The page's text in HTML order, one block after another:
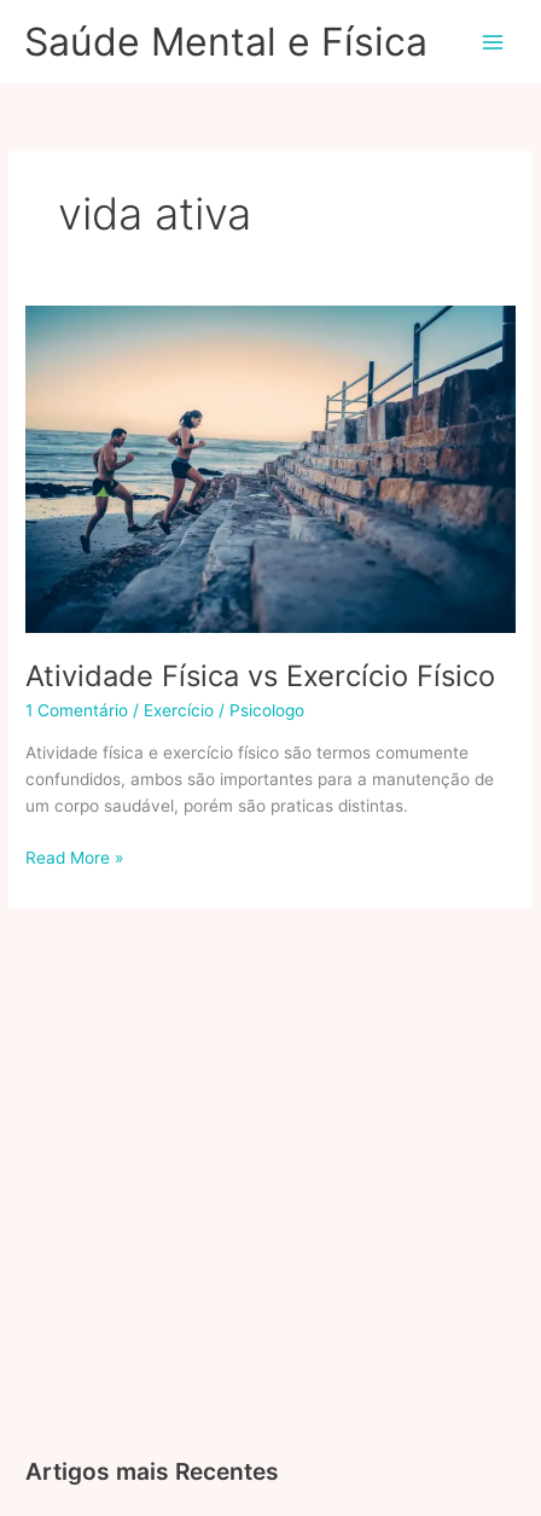
paraSaúde Mental e Física
vida ativa
Atividade Física vs Exercício Físico
1 Comentário / Exercício / Psicologo
Atividade física e exercício físico são termos comumente
confundidos, ambos são importantes para a manutenção de
um corpo saudável, porém são praticas distintas.
Atividade
Read More »
Artigos mais Recentes